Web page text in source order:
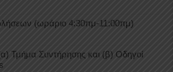
(ωράριο 4:30πμ-11:00πμ)
Τμήμα Συντήρησης και (β) Οδηγοί